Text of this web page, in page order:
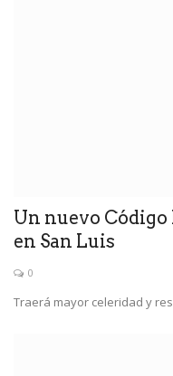
Un nuevo
en San Luis
0
Traerá mayor celeridad y